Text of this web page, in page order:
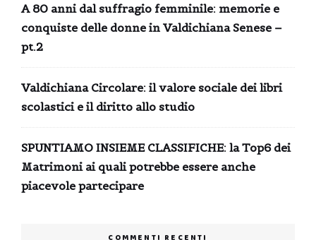
A 80 anni dal suffragio femminile: memorie e
conquiste delle donne in Valdichiana Senese –
pt.2
Valdichiana Circolare: il valore sociale dei libri
scolastici e il diritto allo studio
SPUNTIAMO INSIEME CLASSIFICHE: la Top6 dei
Matrimoni ai quali potrebbe essere anche
piacevole partecipare